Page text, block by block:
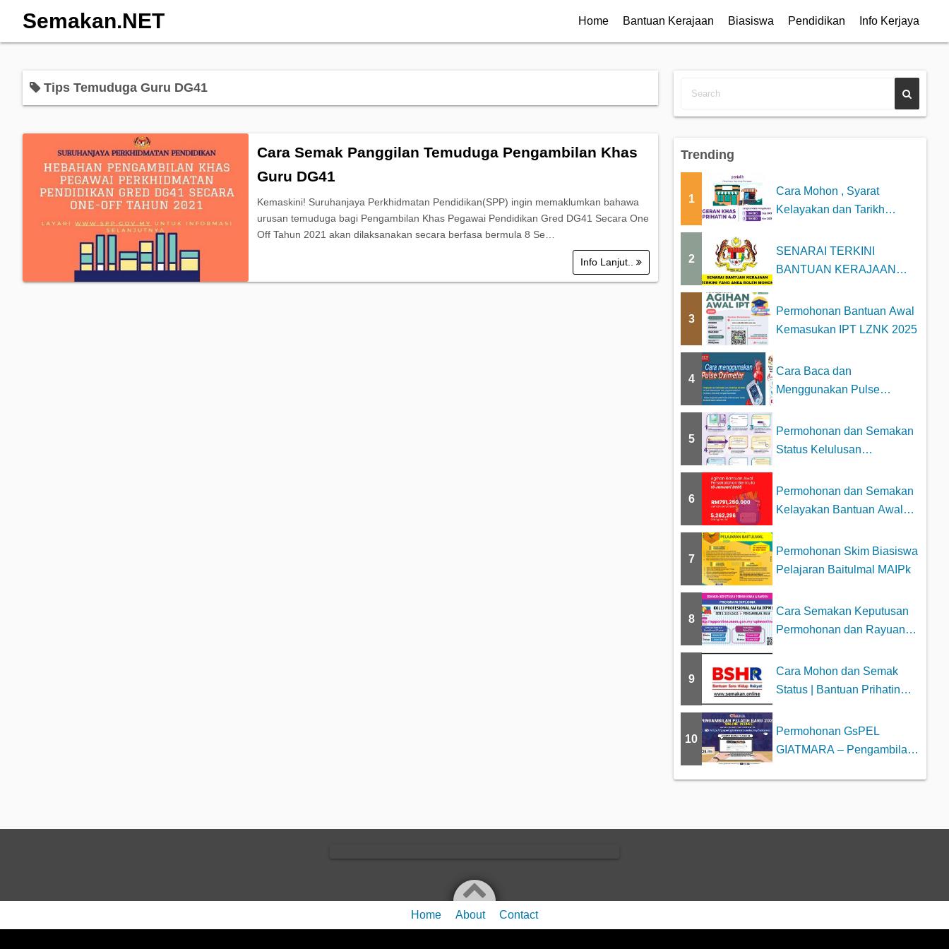
Semakan.NET Home Bantuan Kerajaan Biasiswa Pendidikan Info Kerjaya
Tips Temuduga Guru DG41
Cara Semak Panggilan Temuduga Pengambilan Khas
Guru DG41
Kemaskini! Suruhanjaya Perkhidmatan Pendidikan(SPP) ingin memaklumkan bahawa
urusan temuduga bagi Pengambilan Khas Pegawai Pendidikan Gred DG41 Secara One
Off Tahun 2021 akan dilaksanakan secara berfasa bermula 8 Se…
Info Lanjut..
Trending
1
Cara Mohon , Syarat
Kelayakan dan Tarikh
2
SENARAI TERKINI
BANTUAN KERAJAAN
MOHON
3
Permohonan Bantuan Awal
Kemasukan IPT LZNK 2025
4
Cara Baca dan
Menggunakan Pulse
5
Permohonan dan Semakan
Status Kelulusan
6
Permohonan dan Semakan
Kelayakan Bantuan Awal
7
Permohonan Skim Biasiswa
Pelajaran Baitulmal MAIPk
8
Cara Semakan Keputusan
Permohonan dan Rayuan
9
Cara Mohon dan Semak
Status | Bantuan Prihatin
10
Permohonan GsPEL
GIATMARA – Pengambilan
Home About Contact